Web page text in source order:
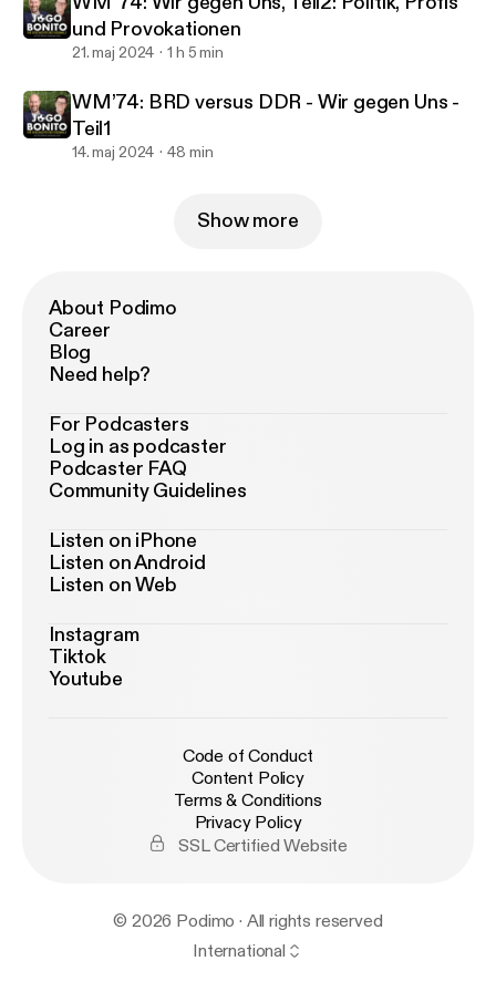
und Provokationen
21. maj 2024 1 h 5 min
WM’74: BRD versus DDR - Wir gegen Uns -
Teil1
14. maj 2024 48 min
Show more
About Podimo
Career
Blog
Need help?
For Podcasters
Log in as podcaster
Podcaster FAQ
Community Guidelines
Listen on iPhone
Listen on Android
Listen on Web
Instagram
Tiktok
Youtube
Code of Conduct
Content Policy
Terms & Conditions
Privacy Policy
SSL Certified Website
© 2026 Podimo · All rights reserved
International